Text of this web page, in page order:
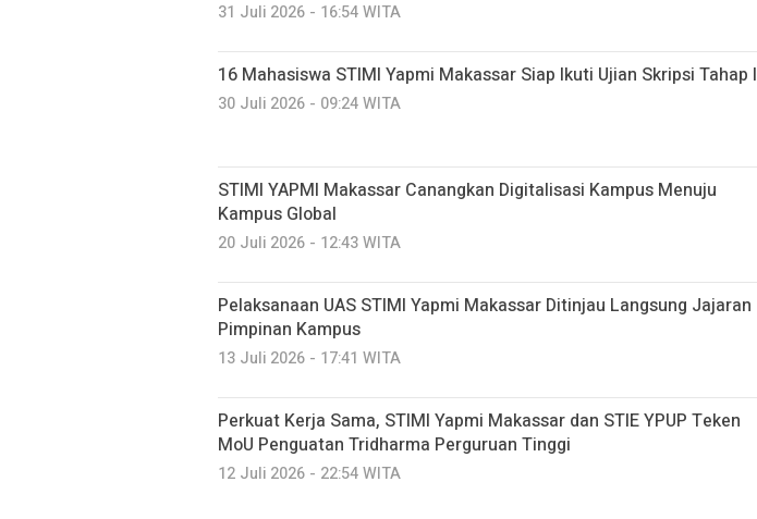
31 Juli 2026 - 16:54 WITA
16 Mahasiswa STIMI Yapmi Makassar Siap Ikuti Ujian Skripsi Tahap I
30 Juli 2026 - 09:24 WITA
STIMI YAPMI Makassar Canangkan Digitalisasi Kampus Menuju
Kampus Global
20 Juli 2026 - 12:43 WITA
Pelaksanaan UAS STIMI Yapmi Makassar Ditinjau Langsung Jajaran
Pimpinan Kampus
13 Juli 2026 - 17:41 WITA
Perkuat Kerja Sama, STIMI Yapmi Makassar dan STIE YPUP Teken
MoU Penguatan Tridharma Perguruan Tinggi
12 Juli 2026 - 22:54 WITA